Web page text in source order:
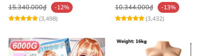
15.340.000₫
-12%
(3,498)
10.344.000₫
-13%
(3,432)